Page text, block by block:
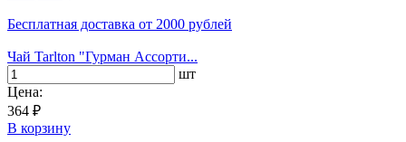
Бесплатная доставка от 2000 рублей
Чай Tarlton "Гурман Ассорти...
шт
Цена:
364 ₽
В корзину